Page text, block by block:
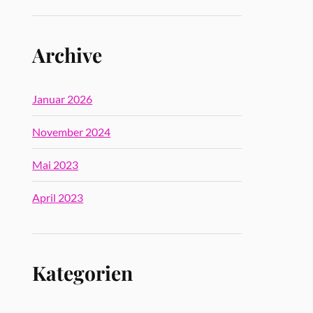
Archive
Januar 2026
November 2024
Mai 2023
April 2023
Kategorien